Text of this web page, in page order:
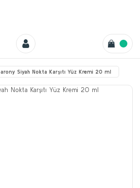
Siyah Nokta Karşıtı Yüz Kremi 20 ml